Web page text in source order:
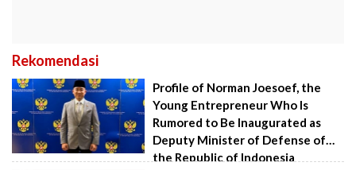
Rekomendasi
Profile of Norman Joesoef, the
Young Entrepreneur Who Is
Rumored to Be Inaugurated as
Deputy Minister of Defense of
the Republic of Indonesia